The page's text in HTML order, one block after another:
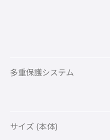
多重保護システム
サイズ (本体)